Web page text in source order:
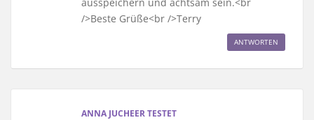
/>Beste Grüße<br />Terry
ANTWORTEN
ANNA JUCHEER TESTET